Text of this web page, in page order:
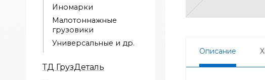
Иномарки
Малотоннажные
грузовики
Универсальные и др.
ТД ГрузДеталь
Описание